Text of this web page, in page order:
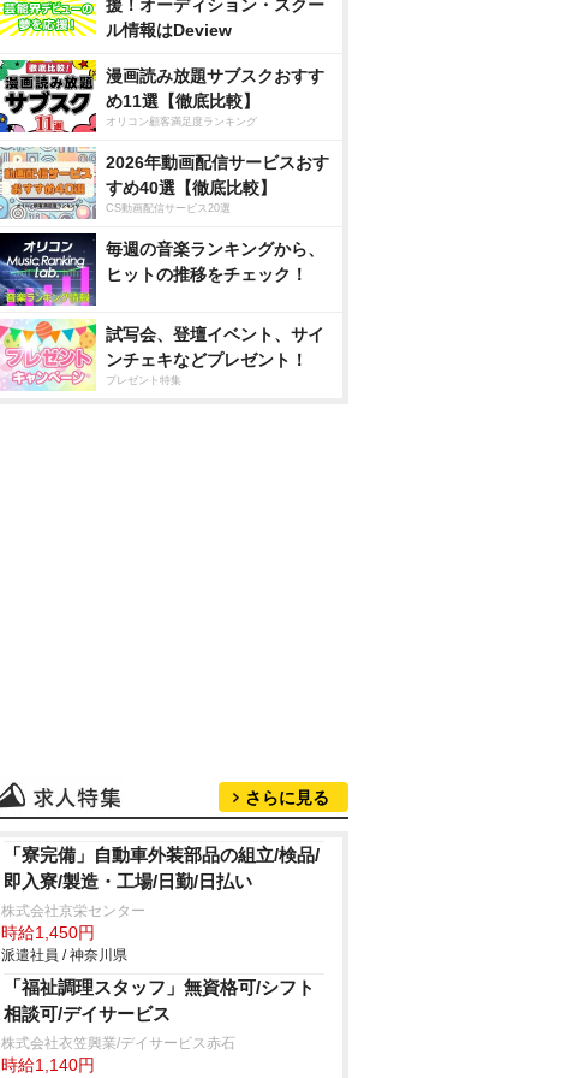
援！オーディション・スクー
ル情報はDeview
漫画読み放題サブスクおすす
め11選【徹底比較】
オリコン顧客満足度ランキング
2026年動画配信サービスおす
すめ40選【徹底比較】
CS動画配信サービス20選
毎週の音楽ランキングから、
ヒットの推移をチェック！
試写会、登壇イベント、サイ
ンチェキなどプレゼント！
プレゼント特集
さらに見る
「寮完備」自動車外装部品の組立/検品/
即入寮/製造・工場/日勤/日払い
株式会社京栄センター
時給1,450円
派遣社員 / 神奈川県
「福祉調理スタッフ」無資格可/シフト
相談可/デイサービス
株式会社衣笠興業/デイサービス赤石
時給1,140円